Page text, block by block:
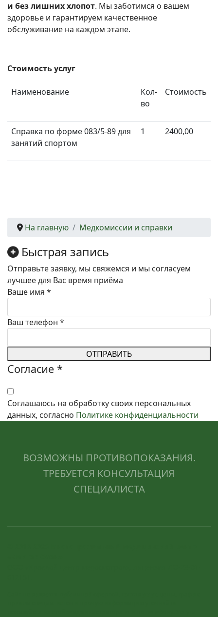
и без лишних хлопот. Мы заботимся о вашем
здоровье и гарантируем качественное
обслуживание на каждом этапе.
Стоимость услуг
Наименование
Кол-
во
Стоимость
Справка по форме 083/5-89 для
занятий спортом
1 2400,00
На главную Медкомиссии и справки
Быстрая запись
Отправьте заявку, мы свяжемся и мы согласуем
лучшее для Вас время приёма
Ваше имя *
Ваш телефон *
ОТПРАВИТЬ
Согласие *
Соглашаюсь на обработку своих персональных
данных, согласно Политике конфиденциальности
ВОЗМОЖНЫ ПРОТИВОПОКАЗАНИЯ.
ТРЕБУЕТСЯ КОНСУЛЬТАЦИЯ
СПЕЦИАЛИСТА